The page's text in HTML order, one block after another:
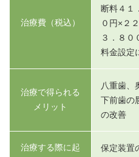
治療費（税込）
断料４１
０円×２
３．８０
料金設定
治療で得られる
メリット
八重歯、
下前歯の
の改善
治療する際に起
保定装置